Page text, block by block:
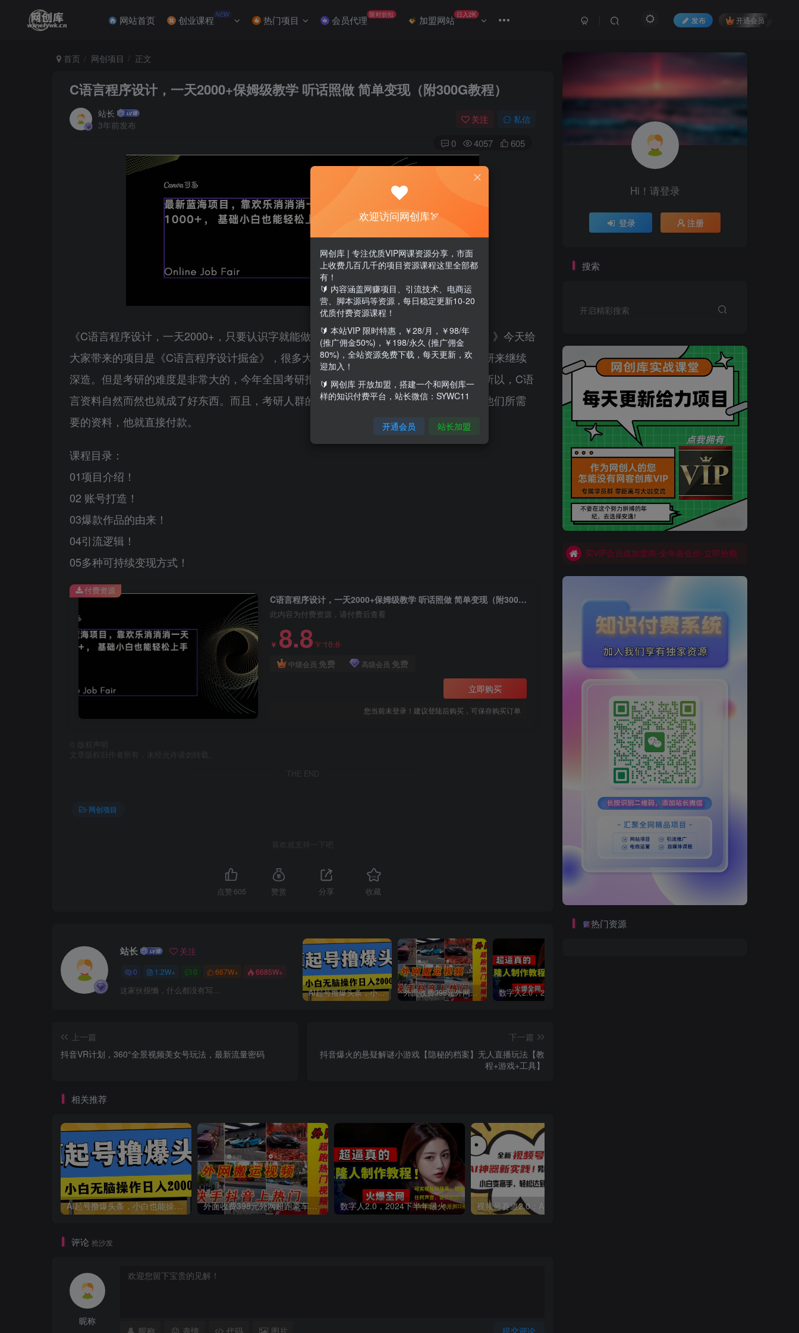
网站首页 创业课程 NEW 热门项目 会员代理 限时折扣 加盟网站 日入2K
发布 开通会员
首页 网创项目 正文
C语言程序设计，一天2000+保姆级教学 听话照做 简单变现（附300G教程）
站长
3年前发布
关注 私信
0 4057 605
《C语言程序设计，一天2000+，只要认识字就能做，保姆级教学，听话照做，简单变现！》今天给
大家带来的项目是《C语言程序设计掘金》，很多大学生为了有更好的发展，都会选择考研来继续
深造。但是考研的难度是非常大的，今年全国考研报考人数高达457万，再创历史新高。所以，C语
言资料自然而然也就成了好东西。而且，考研人群的“知识付费意识”比较强烈，只要你有他们所需
要的资料，他就直接付款。
课程目录：
01项目介绍！
02 账号打造！
03爆款作品的由来！
04引流逻辑！
05多种可持续变现方式！
C语言程序设计，一天2000+保姆级教学 听话照做 简单变现（附300G教程）
此内容为付费资源，请付费后查看
￥ 8.8￥18.8
中级会员 免费 高级会员 免费
立即购买
您当前未登录！建议登陆后购买，可保存购买订单
付费资源
版权声明
文章版权归作者所有，未经允许请勿转载。
THE END
网创项目
喜欢就支持一下吧
点赞 605 赞赏 分享 收藏
站长 关注
0 1.2W+ 0 667W+ 6685W+
这家伙很懒，什么都没有写... AI起号撸爆头条，小白也能操作，日入2000+ 外面收费398元外网超跑豪车汽车视频搬运至快手抖音上热门项目
上一篇
抖音VR计划，360°全景视频美女号玩法，最新流量密码
下一篇
抖音爆火的悬疑解谜小游戏【隐秘的档案】无人直播玩法【教
程+游戏+工具】
相关推荐
AI起号撸爆头条，小白也能操作，日入2000+ 外面收费398元外网超跑豪车汽车视频搬运至快手抖音上热门项目 数字人2.0，2024下半年最火项目，无限免费生成视频，可实现任何场景，用任何形象，任何声音，说任何话，5分钟生成一条原创口播视频。
评论 抢沙发
昵称
提交评论
昵称 表情 代码 图片
Hi！请登录
登录 注册
搜索
开启精彩搜索
买VIP会员或加盟商-全年最低价-立即抢额
网创库-限时优惠 别错过!
买VIP会员或加盟商-全年最低价-立即抢额
网创库-限时优惠 别错过!
热门资源
欢迎访问网创库🏹
网创库 | 专注优质VIP网课资源分享，市面
上收费几百几千的项目资源课程这里全部都
有！
🔰 内容涵盖网赚项目、引流技术、电商运
营、脚本源码等资源，每日稳定更新10-20
优质付费资源课程！
🔰 本站VIP 限时特惠，￥28/月，￥98/年
(推广佣金50%)，￥198/永久 (推广佣金
80%)，全站资源免费下载，每天更新，欢
迎加入！
🔰 网创库 开放加盟，搭建一个和网创库一
样的知识付费平台，站长微信：SYWC11
开通会员 站长加盟